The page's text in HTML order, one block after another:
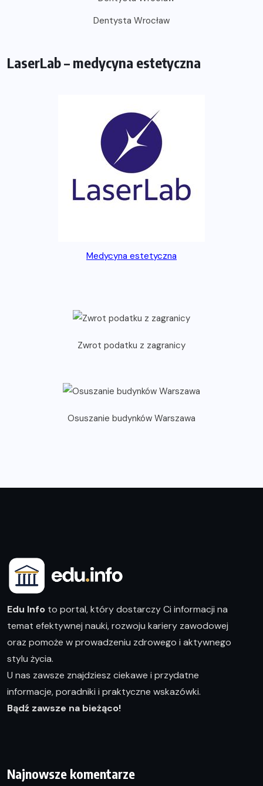
Dentysta Wrocław
LaserLab – medycyna estetyczna
Medycyna estetyczna
Zwrot podatku z zagranicy
Osuszanie budynków Warszawa
Edu Info to portal, który dostarczy Ci informacji na
temat efektywnej nauki, rozwoju kariery zawodowej
oraz pomoże w prowadzeniu zdrowego i aktywnego
stylu życia.
U nas zawsze znajdziesz ciekawe i przydatne
informacje, poradniki i praktyczne wskazówki.
Bądź zawsze na bieżąco!
Najnowsze komentarze